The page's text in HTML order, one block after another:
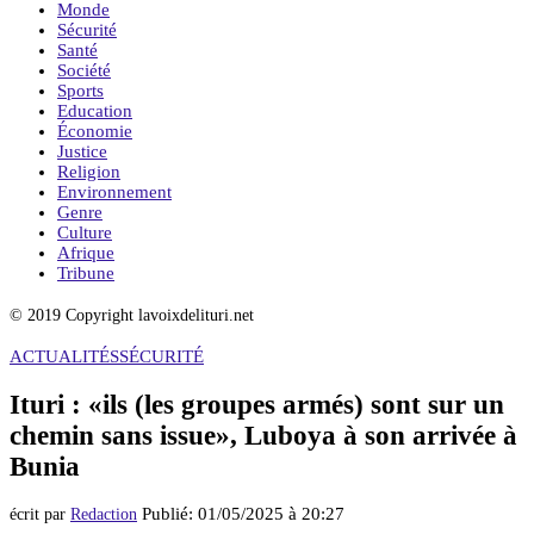
Monde
Sécurité
Santé
Société
Sports
Education
Économie
Justice
Religion
Environnement
Genre
Culture
Afrique
Tribune
© 2019 Copyright lavoixdelituri.net
ACTUALITÉSSÉCURITÉ
Ituri : «ils (les groupes armés) sont sur un
chemin sans issue», Luboya à son arrivée à
Bunia
écrit par Redaction Publié: 01/05/2025 à 20:27